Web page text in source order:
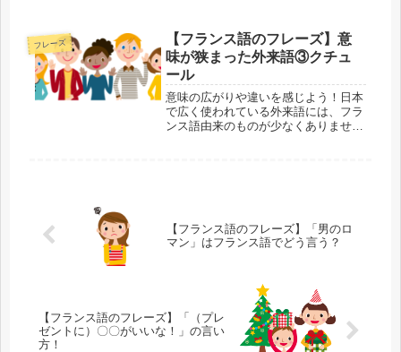
味が抜け落ちたり、変わってしまうこ
とすらあります。外来語・元の単語の
両方...
フレーズ
【フランス語のフレーズ】意
味が狭まった外来語③クチュ
ール
意味の広がりや違いを感じよう！日本
で広く使われている外来語には、フラ
ンス語由来のものが少なくありませ
【フランス語のフレーズ】「男のロ
マン」はフランス語でどう言う？
【フランス語のフレーズ】「（プレ
ゼントに）〇〇がいいな！」の言い
方！